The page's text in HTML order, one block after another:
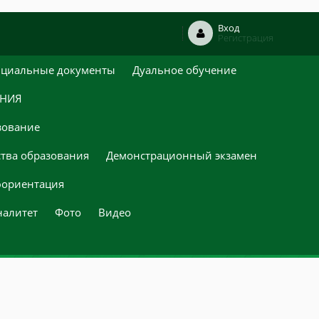
Вход
Регистрация
документы
Дуальное обучение
образования
Демонстрационный экзамен
Фото
Видео